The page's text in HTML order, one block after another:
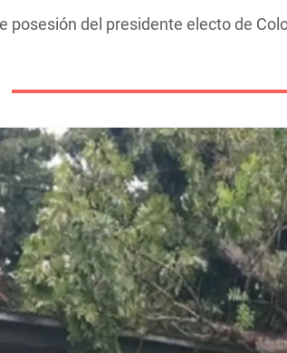
posesión del presidente electo de